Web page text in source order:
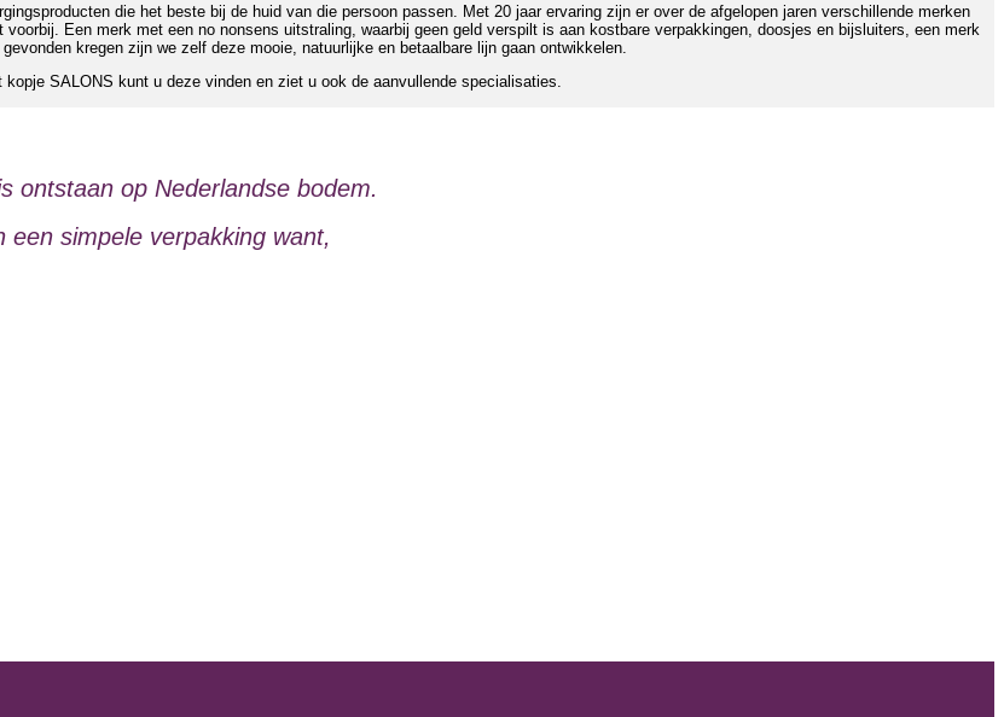
die het beste bij de huid van die persoon passen. Met 20 jaar ervaring zijn er over de afgelopen jaren verschillende merken
Een merk met een no nonsens uitstraling, waarbij geen geld verspilt is aan kostbare verpakkingen, doosjes en bijsluiters, een merk
kregen zijn we zelf deze mooie, natuurlijke en betaalbare lijn gaan ontwikkelen.
SALONS kunt u deze vinden en ziet u ook de aanvullende specialisaties.
ontstaan op Nederlandse bodem.
simpele verpakking want,